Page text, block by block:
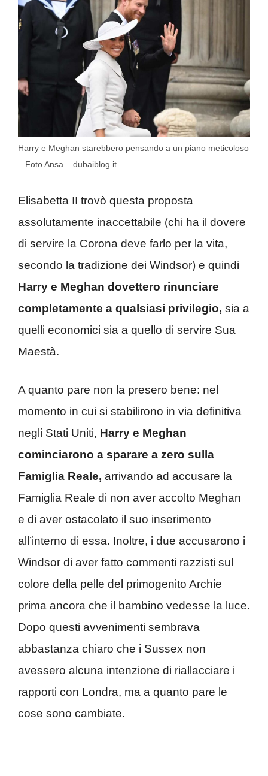
Harry e Meghan starebbero pensando a un piano meticoloso
– Foto Ansa – dubaiblog.it
Elisabetta II trovò questa proposta
assolutamente inaccettabile (chi ha il dovere
di servire la Corona deve farlo per la vita,
secondo la tradizione dei Windsor) e quindi
Harry e Meghan dovettero rinunciare
completamente a qualsiasi privilegio, sia a
quelli economici sia a quello di servire Sua
Maestà.
A quanto pare non la presero bene: nel
momento in cui si stabilirono in via definitiva
negli Stati Uniti, Harry e Meghan
cominciarono a sparare a zero sulla
Famiglia Reale, arrivando ad accusare la
Famiglia Reale di non aver accolto Meghan
e di aver ostacolato il suo inserimento
all’interno di essa. Inoltre, i due accusarono i
Windsor di aver fatto commenti razzisti sul
colore della pelle del primogenito Archie
prima ancora che il bambino vedesse la luce.
Dopo questi avvenimenti sembrava
abbastanza chiaro che i Sussex non
avessero alcuna intenzione di riallacciare i
rapporti con Londra, ma a quanto pare le
cose sono cambiate.